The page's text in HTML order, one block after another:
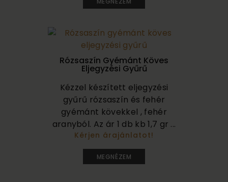
Rózsaszín Gyémánt Köves
Eljegyzési Gyűrű
Kézzel készített eljegyzési
gyűrű rózsaszín és fehér
gyémánt kövekkel , fehér
aranyból. Az ár 1 db kb 1,7 gr ...
Kérjen árajánlatot!
MEGNÉZEM